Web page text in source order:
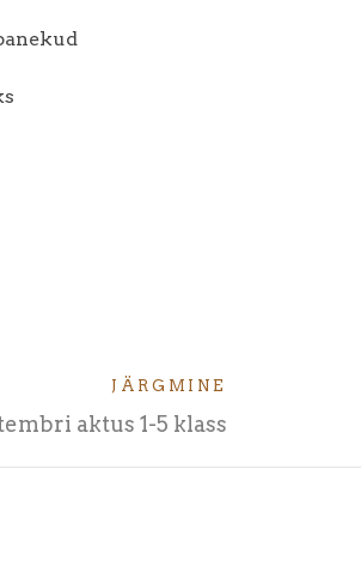
JÄRGMINE
aktus 1-5 klass